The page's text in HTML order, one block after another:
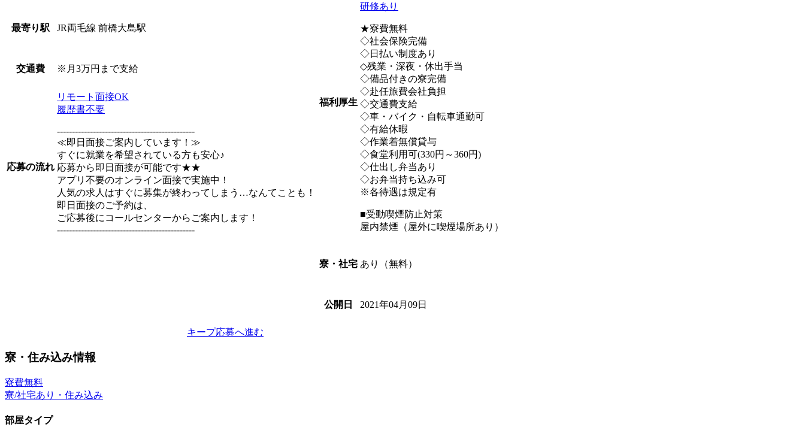
最寄り駅 JR両毛線 前橋大島駅
交通費 ※月3万円まで支給
応募の流れ
リモート面接OK
履歴書不要
----------------------------------------------
≪即日面接ご案内しています！≫
すぐに就業を希望されている方も安心♪
応募から即日面接が可能です★★
アプリ不要のオンライン面接で実施中！
人気の求人はすぐに募集が終わってしまう…なんてことも！
即日面接のご予約は、
ご応募後にコールセンターからご案内します！
----------------------------------------------
福利厚生
研修あり
★寮費無料
◇社会保険完備
◇日払い制度あり
◇残業・深夜・休出手当
◇備品付きの寮完備
◇赴任旅費会社負担
◇交通費支給
◇車・バイク・自転車通勤可
◇有給休暇
◇作業着無償貸与
◇食堂利用可(330円～360円)
◇仕出し弁当あり
◇お弁当持ち込み可
※各待遇は規定有
■受動喫煙防止対策
屋内禁煙（屋外に喫煙場所あり）
寮・社宅 あり（無料）
公開日 2021年04月09日
キープ応募へ進む
寮・住み込み情報
寮費無料
寮/社宅あり・住み込み
部屋タイプ